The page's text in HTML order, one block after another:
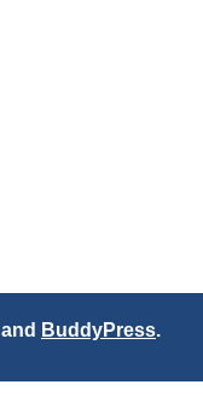
and BuddyPress.